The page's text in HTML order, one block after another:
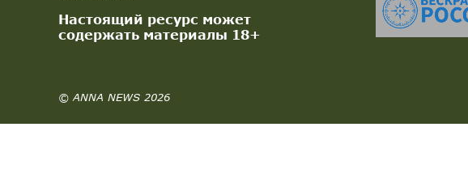
Настоящий ресурс может
содержать материалы 18+
© ANNA NEWS 2026